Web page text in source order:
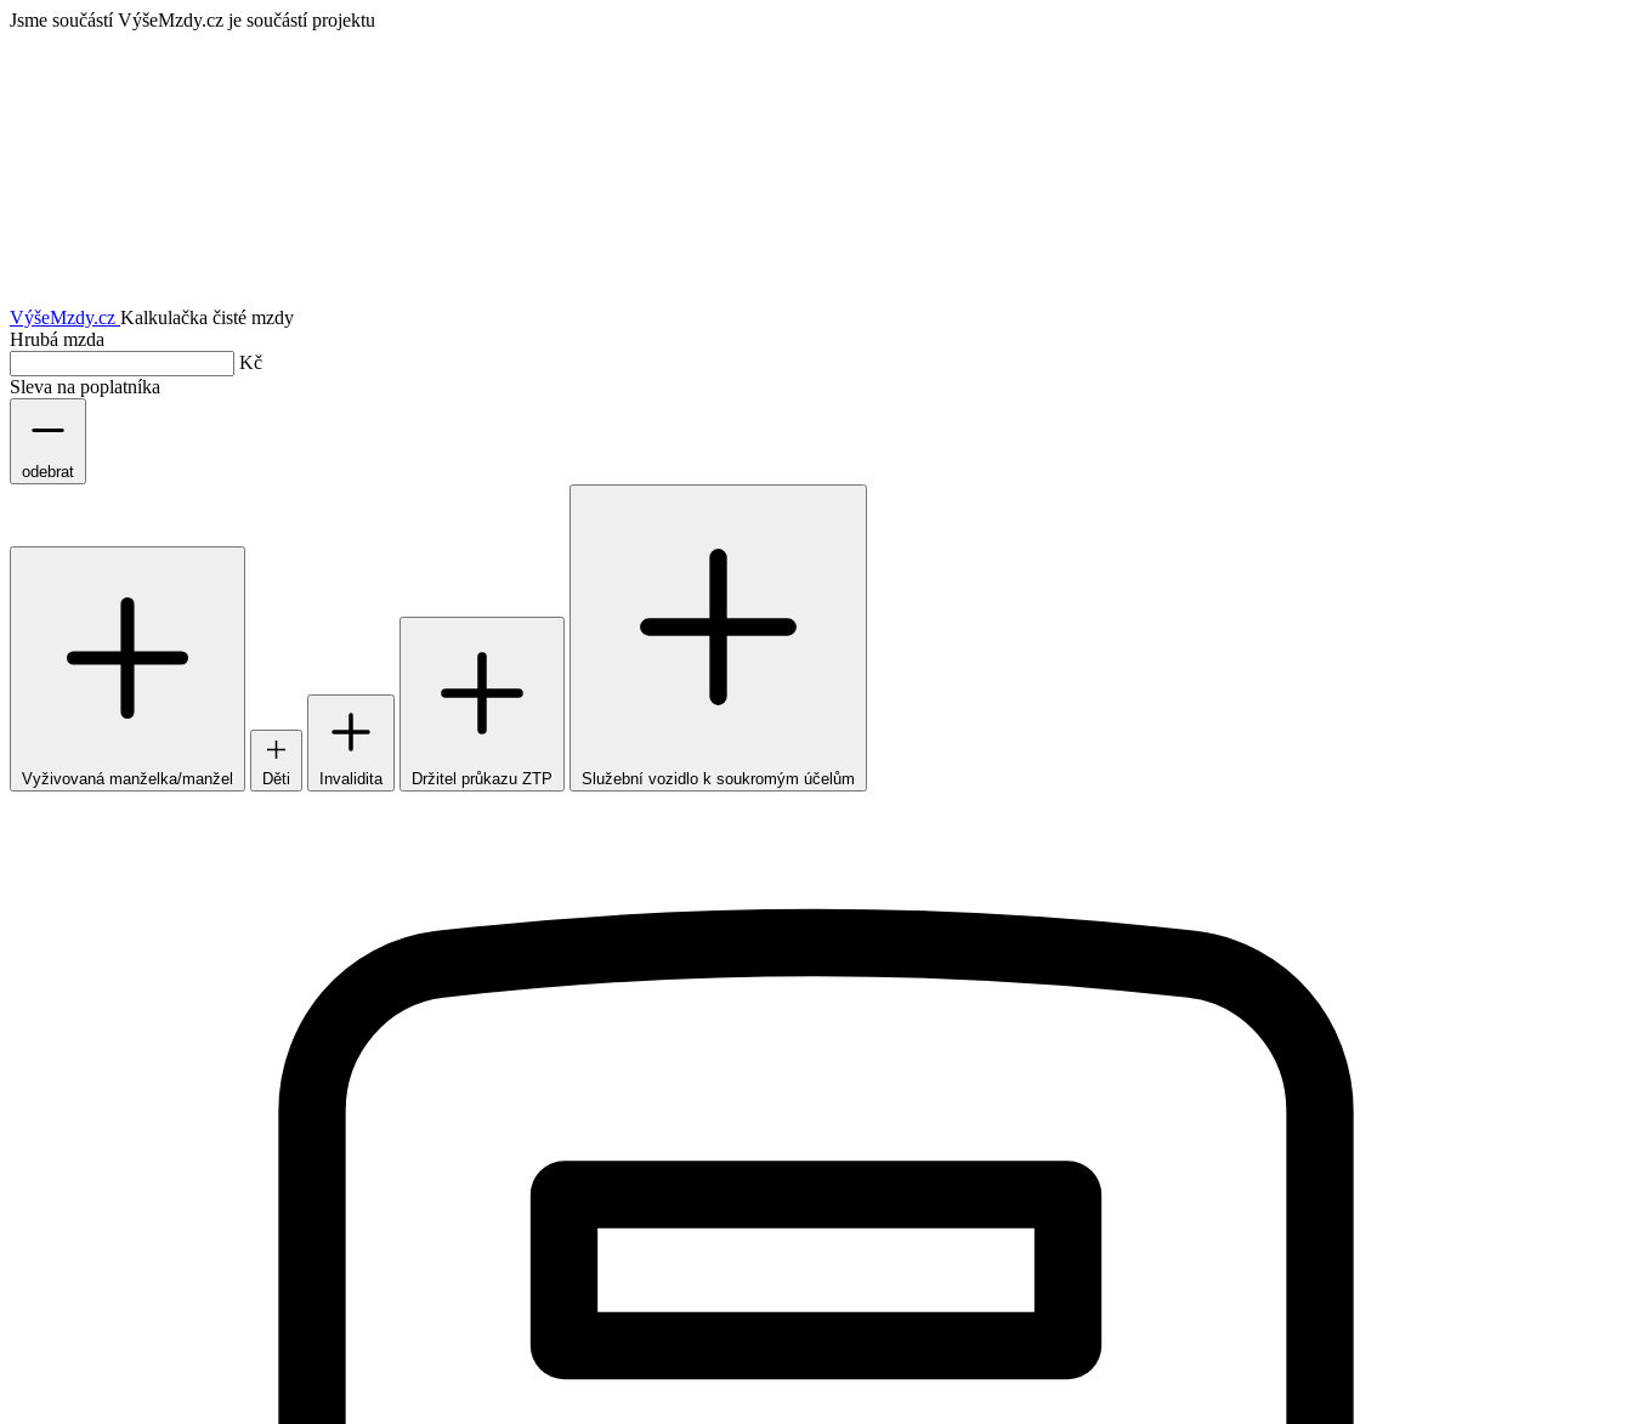
Jsme součástí VýšeMzdy.cz je součástí projektu
VýšeMzdy.cz Kalkulačka čisté mzdy
Hrubá mzda
Kč
Sleva na poplatníka
odebrat
Vyživovaná manželka/manžel Děti Invalidita Držitel průkazu ZTP Služební vozidlo k soukromým účelům